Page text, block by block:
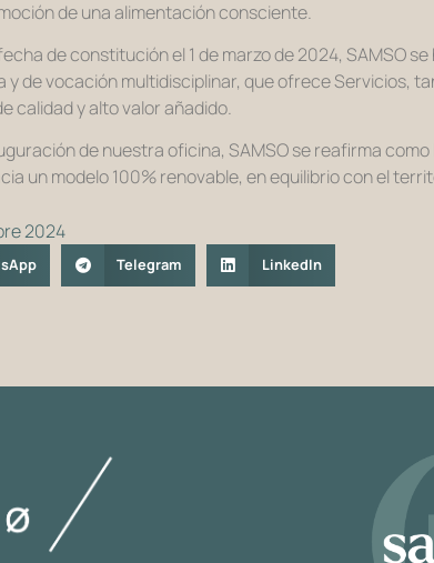
de una alimentación consciente.
de constitución el 1 de marzo de 2024, SAMSO
y de vocación multidisciplinar, que ofrece Servicios,
calidad y alto valor añadido.
de nuestra oficina, SAMSO se reafirma
un modelo 100% renovable, en equilibrio con el
2024
Telegram LinkedIn